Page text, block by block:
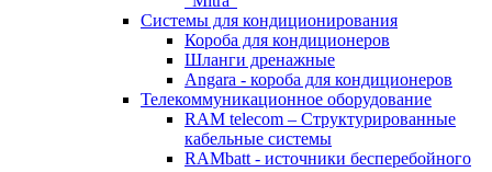
Системы для кондиционирования
Короба для кондиционеров
Шланги дренажные
Angara - короба для кондиционеров
Телекоммуникационное оборудование
RAM telecom – Структурированные
кабельные системы
RAMbatt - источники бесперебойного